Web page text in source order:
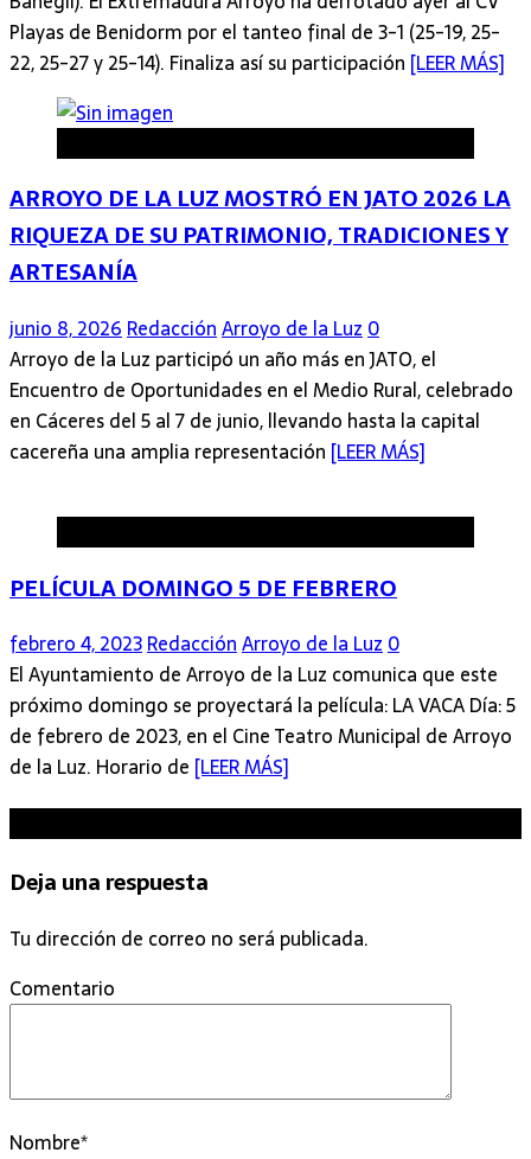
Playas de Benidorm por el tanteo final de 3-1 (25-19, 25-
22, 25-27 y 25-14). Finaliza así su participación [LEER MÁS]
ARROYO DE LA LUZ MOSTRÓ EN JATO 2026 LA
RIQUEZA DE SU PATRIMONIO, TRADICIONES Y
ARTESANÍA
junio 8, 2026 RedacciónArroyo de la Luz 0
Arroyo de la Luz participó un año más en JATO, el
Encuentro de Oportunidades en el Medio Rural, celebrado
en Cáceres del 5 al 7 de junio, llevando hasta la capital
cacereña una amplia representación [LEER MÁS]
PELÍCULA DOMINGO 5 DE FEBRERO
febrero 4, 2023RedacciónArroyo de la Luz0
El Ayuntamiento de Arroyo de la Luz comunica que este
próximo domingo se proyectará la película: LA VACA Día: 5
de febrero de 2023, en el Cine Teatro Municipal de Arroyo
de la Luz. Horario de [LEER MÁS]
Deja una respuesta
Tu dirección de correo no será publicada.
Comentario
Nombre*